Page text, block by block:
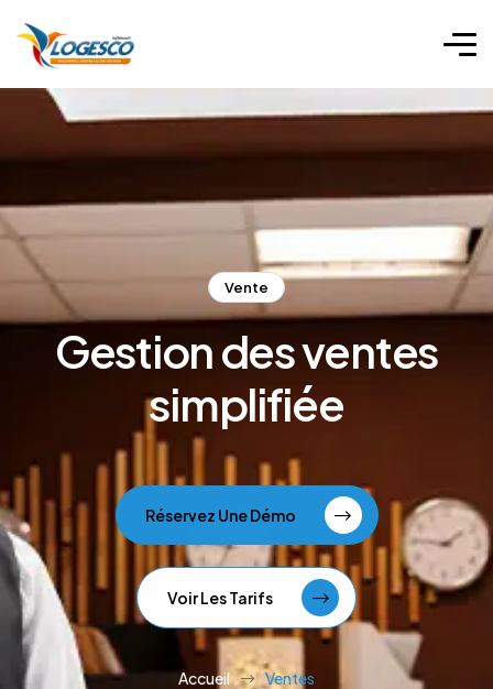
Vente
Gestion des ventes
simplifiée
Réservez Une Démo
Voir Les Tarifs
Accueil Ventes